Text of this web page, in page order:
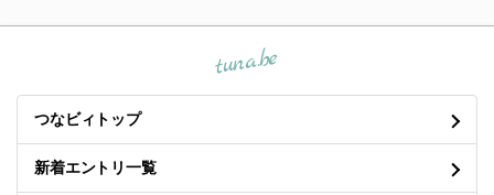
[クーポンで5％OFF] [即日出荷] スラックスハンガー 20本掛け 10本
掛け 5本掛け 棚付き サイドフック パンツハンガー パンツラック ズ
ボンハンガー ボトムスハンガー パンツハンガー 大容量 キャスター